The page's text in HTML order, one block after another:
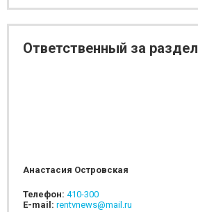
Ответственный за раздел
Анастасия Островская
Телефон: 410-300
E-mail: rentvnews@mail.ru